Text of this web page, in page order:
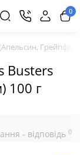
0
Busters
100 г
- відповідь 0